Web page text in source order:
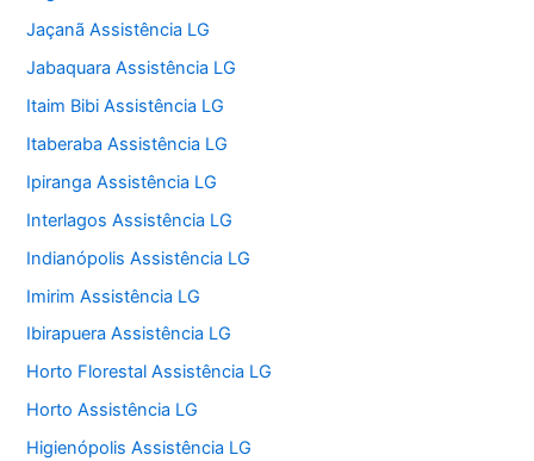
Jaçanã Assistência LG
Jabaquara Assistência LG
Itaim Bibi Assistência LG
Itaberaba Assistência LG
Ipiranga Assistência LG
Interlagos Assistência LG
Indianópolis Assistência LG
Imirim Assistência LG
Ibirapuera Assistência LG
Horto Florestal Assistência LG
Horto Assistência LG
Higienópolis Assistência LG